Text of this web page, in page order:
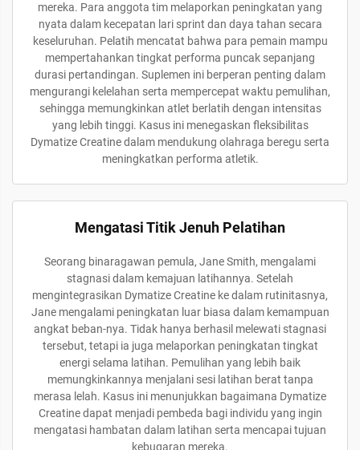
mereka. Para anggota tim melaporkan peningkatan yang
nyata dalam kecepatan lari sprint dan daya tahan secara
keseluruhan. Pelatih mencatat bahwa para pemain mampu
mempertahankan tingkat performa puncak sepanjang
durasi pertandingan. Suplemen ini berperan penting dalam
mengurangi kelelahan serta mempercepat waktu pemulihan,
sehingga memungkinkan atlet berlatih dengan intensitas
yang lebih tinggi. Kasus ini menegaskan fleksibilitas
Dymatize Creatine dalam mendukung olahraga beregu serta
meningkatkan performa atletik.
Mengatasi Titik Jenuh Pelatihan
Seorang binaragawan pemula, Jane Smith, mengalami
stagnasi dalam kemajuan latihannya. Setelah
mengintegrasikan Dymatize Creatine ke dalam rutinitasnya,
Jane mengalami peningkatan luar biasa dalam kemampuan
angkat beban-nya. Tidak hanya berhasil melewati stagnasi
tersebut, tetapi ia juga melaporkan peningkatan tingkat
energi selama latihan. Pemulihan yang lebih baik
memungkinkannya menjalani sesi latihan berat tanpa
merasa lelah. Kasus ini menunjukkan bagaimana Dymatize
Creatine dapat menjadi pembeda bagi individu yang ingin
mengatasi hambatan dalam latihan serta mencapai tujuan
kebugaran mereka.